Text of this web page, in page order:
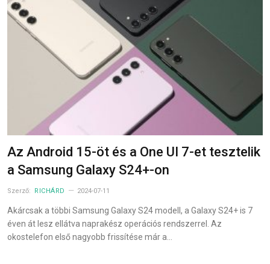
Az Android 15-öt és a One UI 7-et tesztelik
a Samsung Galaxy S24+-on
Szerző: RICHÁRD 2024-07-11
Akárcsak a többi Samsung Galaxy S24 modell, a Galaxy S24+ is 7
éven át lesz ellátva naprakész operációs rendszerrel. Az
okostelefon első nagyobb frissítése már a…